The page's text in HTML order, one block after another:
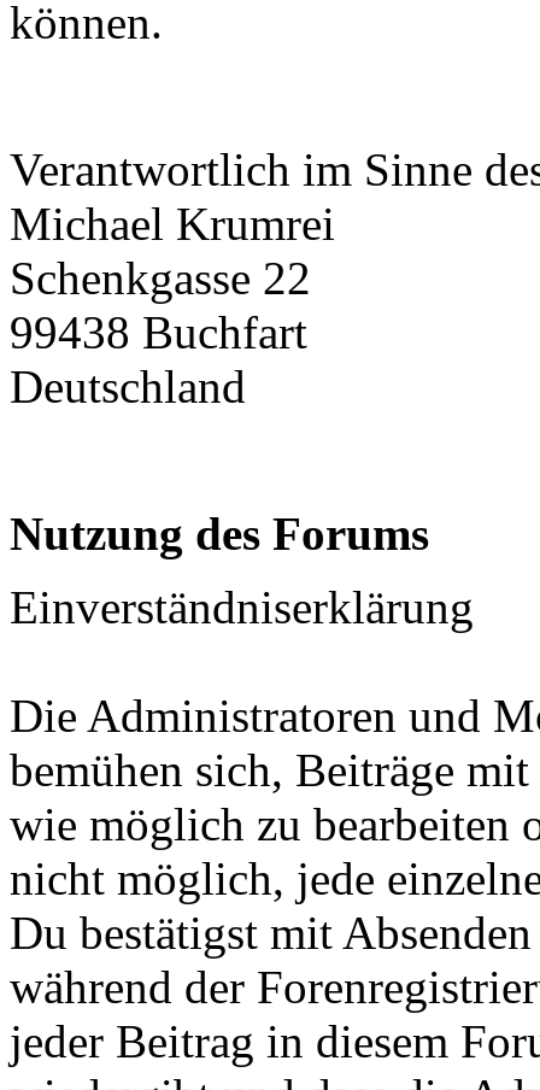
können.
Verantwortlich im Sinne
Michael Krumrei
Schenkgasse 22
99438 Buchfart
Deutschland
Nutzung des Forums
Einverständniserklärung
Die Administratoren und
bemühen sich, Beiträge
wie möglich zu bearbeiten
nicht möglich, jede
Du bestätigst mit
während der
jeder Beitrag in diesem